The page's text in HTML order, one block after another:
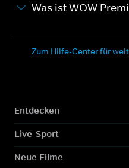
Was ist WOW
Zum Hilfe-Center für
Entdecken
Live-Sport
Neue Filme